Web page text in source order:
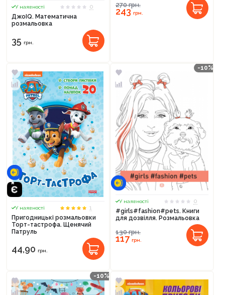
У наявності
0
ДжоIQ. Математична
розмальовка
35 грн.
270грн.
243грн.
У наявності
1
Пригодницькі розмальовки
Торт-тастрофа. Щенячий
Патруль
44,90 грн.
-10%
У наявності
0
#girls#fashion#pets. Книги
для дозвілля. Розмальовка
130грн.
117грн.
-10%